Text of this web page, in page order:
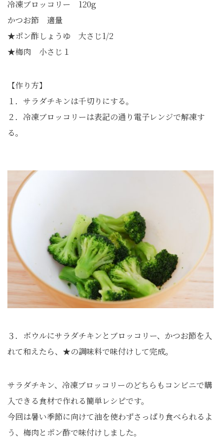
冷凍ブロッコリー 120g
かつお節 適量
★ポン酢しょうゆ 大さじ1/2
★梅肉 小さじ１
【作り方】
１．サラダチキンは千切りにする。
２．冷凍ブロッコリーは表記の通り電子レンジで解凍す
る。
３．ボウルにサラダチキンとブロッコリー、かつお節を入
れて和えたら、★の調味料で味付けして完成。
サラダチキン、冷凍ブロッコリーのどちらもコンビニで購
入できる食材で作れる簡単レシピです。
今回は暑い季節に向けて油を使わずさっぱり食べられるよ
う、梅肉とポン酢で味付けしました。